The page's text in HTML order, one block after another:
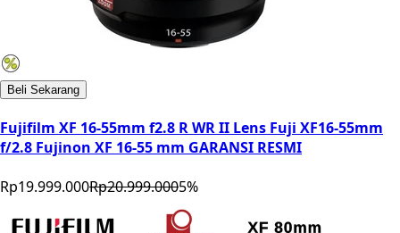
Beli Sekarang
Fujifilm XF 16-55mm f2.8 R WR II Lens Fuji XF16-55mm
f/2.8 Fujinon XF 16-55 mm GARANSI RESMI
Rp19.999.000Rp20.999.0005%